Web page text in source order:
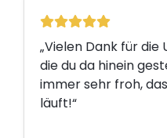
„Vielen Dank für
die du da hinein
immer sehr froh,
läuft!“